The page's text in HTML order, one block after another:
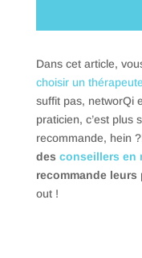
Dans cet article,
choisir un
suffit pas, networQi
praticien, c’est plus
recommande, hein
des conseillers en
recommande
out !